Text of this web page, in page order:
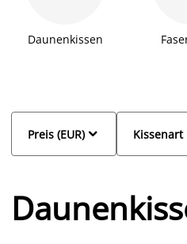
Daunenkissen

Preis (EUR) Kissenart